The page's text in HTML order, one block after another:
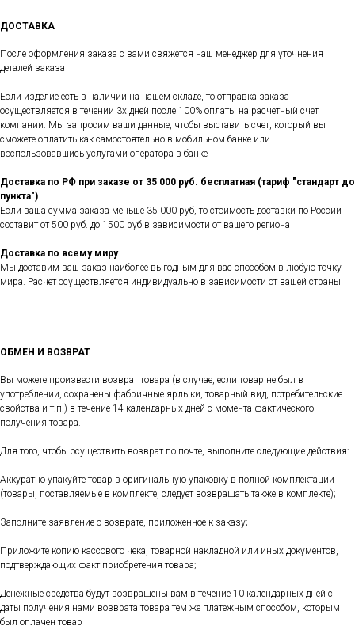
ДОСТАВКА
После оформления заказа с вами свяжется наш менеджер для уточнения
деталей заказа
Если изделие есть в наличии на нашем складе, то отправка заказа
осуществляется в течении 3х дней после 100% оплаты на расчетный счет
компании. Мы запросим ваши данные, чтобы выставить счет, который вы
сможете оплатить как самостоятельно в мобильном банке или
воспользовавшись услугами оператора в банке
Доставка по РФ при заказе от 35 000 руб. бесплатная (тариф "стандарт до
пункта")
Если ваша сумма заказа меньше 35 000 руб, то стоимость доставки по России
составит от 500 руб. до 1500 руб в зависимости от вашего региона
Доставка по всему миру
Мы доставим ваш заказ наиболее выгодным для вас способом в любую точку
мира. Расчет осуществляется индивидуально в зависимости от вашей страны
ОБМЕН И ВОЗВРАТ
Вы можете произвести возврат товара (в случае, если товар не был в
употреблении, сохранены фабричные ярлыки, товарный вид, потребительские
свойства и т.п.) в течение 14 календарных дней с момента фактического
получения товара.
Для того, чтобы осуществить возврат по почте, выполните следующие действия:
Аккуратно упакуйте товар в оригинальную упаковку в полной комплектации
(товары, поставляемые в комплекте, следует возвращать также в комплекте);
Заполните заявление о возврате, приложенное к заказу;
Приложите копию кассового чека, товарной накладной или иных документов,
подтверждающих факт приобретения товара;
Денежные средства будут возвращены вам в течение 10 календарных дней с
даты получения нами возврата товара тем же платежным способом, которым
был оплачен товар